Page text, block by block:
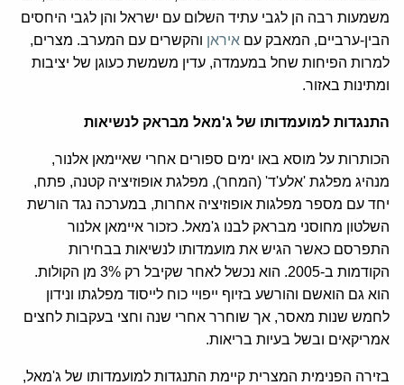
משמעות רבה הן לגבי עתיד השלום עם ישראל והן לגבי היחסים
הבין-ערביים, המאבק עם איראן והקשרים עם המערב. מצרים,
למרות הפיחות שחל במעמדה, עדין משמשת כעוגן של יציבות
ומתינות באזור.
התנגדות למועמדותו של ג'מאל מבראק לנשיאות
הכותרות על מוסא באו ימים ספורים אחרי שאיימאן אלנור,
מנהיג מפלגת 'אלע'ד' (המחר), מפלגת אופוזיציה קטנה, פתח,
יחד עם מספר מפלגות אופוזיציה אחרות, במערכה נגד הורשת
השלטון מחוסני מבראק לבנו ג'מאל. כזכור איימאן אלנור
התפרסם כאשר הגיש את מועמדותו לנשיאות בבחירות
הקודמות ב-2005. הוא נכשל לאחר שקיבל רק 3% מן הקולות.
הוא גם הואשם והורשע בזיוף ייפויי כוח לייסוד מפלגתו ונידון
לחמש שנות מאסר, אך שוחרר אחרי שנה וחצי בעקבות לחצים
אמריקאים ובשל בעיות בריאות.
בזירה הפנימית המצרית קיימת התנגדות למועמדותו של ג'מאל,